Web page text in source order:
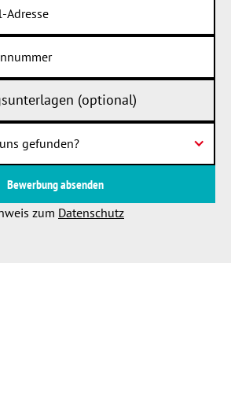
(optional)
gefunden?
zum Datenschutz